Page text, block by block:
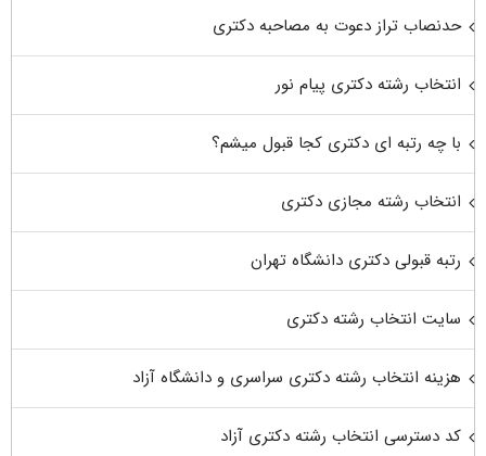
حدنصاب تراز دعوت به مصاحبه دکتری
انتخاب رشته دکتری پیام نور
با چه رتبه ای دکتری کجا قبول میشم؟
انتخاب رشته مجازی دکتری
رتبه قبولی دکتری دانشگاه تهران
سایت انتخاب رشته دکتری
هزینه انتخاب رشته دکتری سراسری و دانشگاه آزاد
کد دسترسی انتخاب رشته دکتری آزاد